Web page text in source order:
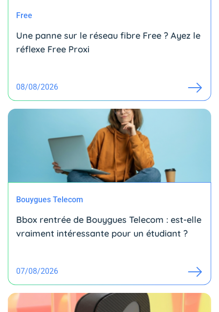
Free
Une panne sur le réseau fibre Free ? Ayez le
réflexe Free Proxi
08/08/2026
Bouygues Telecom
Bbox rentrée de Bouygues Telecom : est-elle
vraiment intéressante pour un étudiant ?
07/08/2026